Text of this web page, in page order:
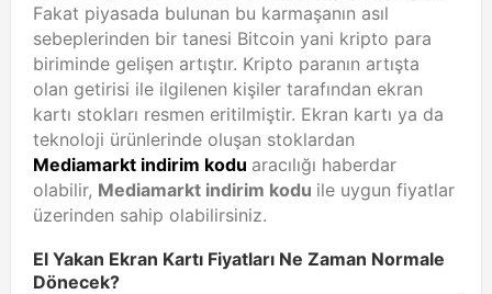
Fakat piyasada bulunan bu karmaşanın asıl
sebeplerinden bir tanesi Bitcoin yani kripto para
biriminde gelişen artıştır. Kripto paranın artışta
olan getirisi ile ilgilenen kişiler tarafından ekran
kartı stokları resmen eritilmiştir. Ekran kartı ya da
teknoloji ürünlerinde oluşan stoklardan
Mediamarkt indirim kodu aracılığı haberdar
olabilir, Mediamarkt indirim kodu ile uygun fiyatlar
üzerinden sahip olabilirsiniz.
El Yakan Ekran Kartı Fiyatları Ne Zaman Normale
Dönecek?